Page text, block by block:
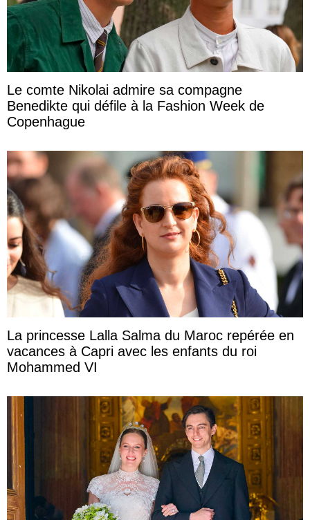
Le comte Nikolai admire sa compagne
Benedikte qui défile à la Fashion Week de
Copenhague
La princesse Lalla Salma du Maroc repérée en
vacances à Capri avec les enfants du roi
Mohammed VI